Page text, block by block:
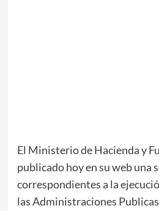
El Ministerio de Hacienda y
publicado hoy en su web una
correspondientes a la
las Administraciones